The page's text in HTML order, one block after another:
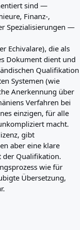
sind —
Finanz-,
Spezialisierungen —
Echivalare), die als
Dokument dient und
Qualifikation
Systemen (wie
Anerkennung über
Verfahren bei
einzigen, für alle
macht.
gibt
aber eine klare
der Qualifikation.
wie für
Übersetzung,